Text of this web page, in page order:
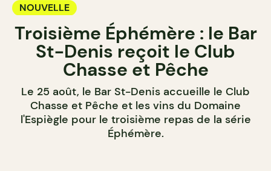
NOUVELLE
Troisième Éphémère : le Bar
St-Denis reçoit le Club
Chasse et Pêche
Le 25 août, le Bar St-Denis accueille le Club
Chasse et Pêche et les vins du Domaine
l'Espiègle pour le troisième repas de la série
Éphémère.